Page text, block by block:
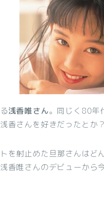
浅香唯さん。同じく80年
香さんを好きだったとか
を射止めた旦那さんはど
香唯さんのデビューから